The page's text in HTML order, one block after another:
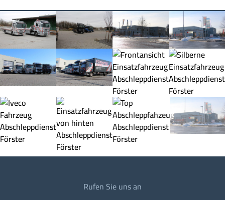
Rufen Sie uns an